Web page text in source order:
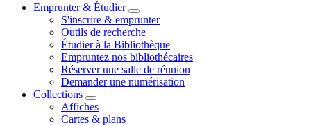
Emprunter & Étudier
S'inscrire & emprunter
Outils de recherche
Étudier à la Bibliothèque
Empruntez nos bibliothécaires
Réserver une salle de réunion
Demander une numérisation
Collections
Affiches
Cartes & plans